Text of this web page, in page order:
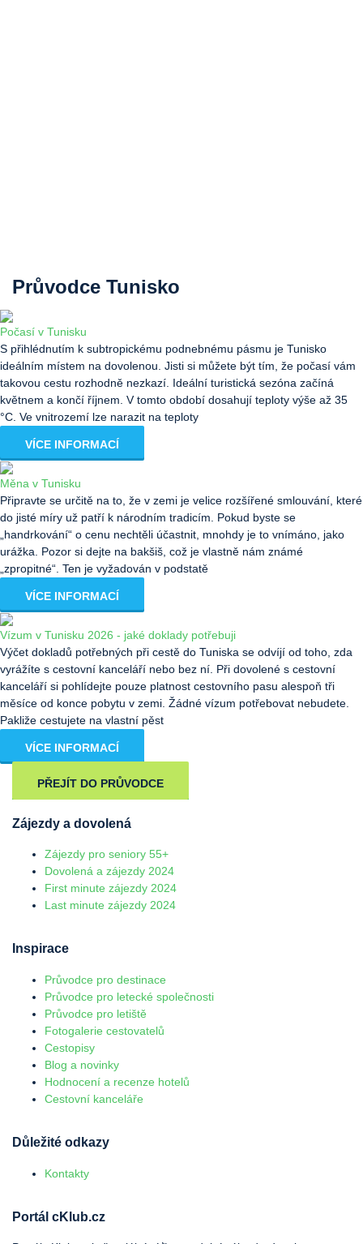
Průvodce Tunisko
Počasí v Tunisku
S přihlédnutím k subtropickému podnebnému pásmu je Tunisko
ideálním místem na dovolenou. Jisti si můžete být tím, že počasí vám
takovou cestu rozhodně nezkazí. Ideální turistická sezóna začíná
květnem a končí říjnem. V tomto období dosahují teploty výše až 35
°C. Ve vnitrozemí lze narazit na teploty
VÍCE INFORMACÍ
Měna v Tunisku
Připravte se určitě na to, že v zemi je velice rozšířené smlouvání, které
do jisté míry už patří k národním tradicím. Pokud byste se
„handrkování“ o cenu nechtěli účastnit, mnohdy je to vnímáno, jako
urážka. Pozor si dejte na bakšiš, což je vlastně nám známé
„zpropitné“. Ten je vyžadován v podstatě
VÍCE INFORMACÍ
Vízum v Tunisku 2026 - jaké doklady potřebuji
Výčet dokladů potřebných při cestě do Tuniska se odvíjí od toho, zda
vyrážíte s cestovní kanceláří nebo bez ní. Při dovolené s cestovní
kanceláří si pohlídejte pouze platnost cestovního pasu alespoň tři
měsíce od konce pobytu v zemi. Žádné vízum potřebovat nebudete.
Pakliže cestujete na vlastní pěst
VÍCE INFORMACÍ
PŘEJÍT DO PRŮVODCE
Zájezdy a dovolená
Zájezdy pro seniory 55+
Dovolená a zájezdy 2024
First minute zájezdy 2024
Last minute zájezdy 2024
Inspirace
Průvodce pro destinace
Průvodce pro letecké společnosti
Průvodce pro letiště
Fotogalerie cestovatelů
Cestopisy
Blog a novinky
Hodnocení a recenze hotelů
Cestovní kanceláře
Důležité odkazy
Kontakty
Portál cKlub.cz